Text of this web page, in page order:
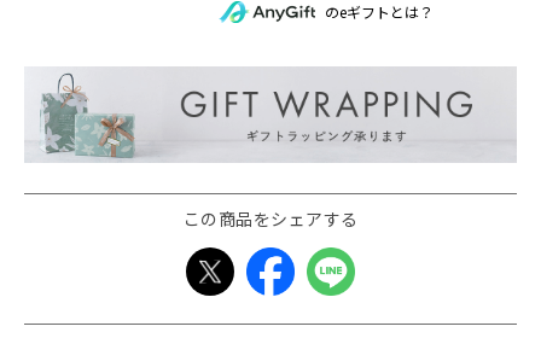
のeギフトとは？
この商品をシェアする